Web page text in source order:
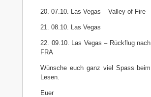
20. 07.10. Las Vegas – Valley of Fire
21. 08.10. Las Vegas
22. 09.10. Las Vegas – Rückflug nach
FRA
Wünsche euch ganz viel Spass beim
Lesen.
Euer